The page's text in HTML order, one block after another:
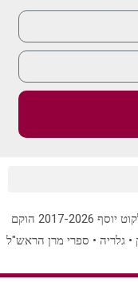
© yalkut yosef Rabbi Yitzhak Yosef אתר ילקוט יוסף 2017-2026 הוקם
• ספרי מרן הראש"ל